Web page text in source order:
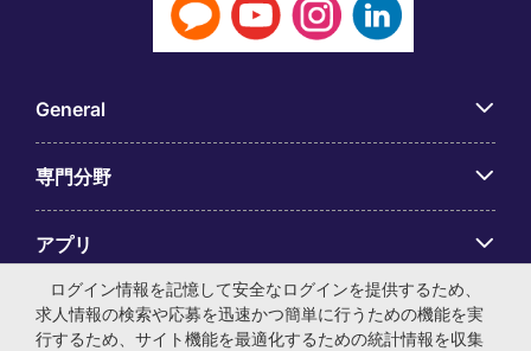
General
専門分野
アプリ
Employer Centre
ログイン情報を記憶して安全なログインを提供するため、
求人情報の検索や応募を迅速かつ簡単に行うための機能を実
行するため、サイト機能を最適化するための統計情報を収集